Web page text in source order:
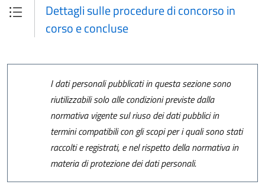
Dettagli sulle procedure di concorso in
corso e concluse
I dati personali pubblicati in questa sezione sono
riutilizzabili solo alle condizioni previste dalla
normativa vigente sul riuso dei dati pubblici in
termini compatibili con gli scopi per i quali sono stati
raccolti e registrati, e nel rispetto della normativa in
materia di protezione dei dati personali.